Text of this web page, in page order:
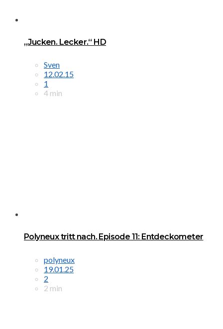
„Jucken. Lecker.“ HD
Sven
12.02.15
1
4 min
Polyneux tritt nach. Episode 11: Entdeckometer
polyneux
19.01.25
2
2 min